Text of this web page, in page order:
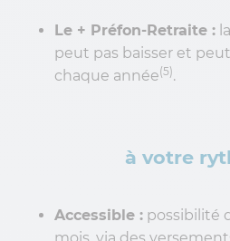
Le + Préfon-Retraite :
peut pas baisser et
chaque année(5).
à votre
Accessible : possibilité